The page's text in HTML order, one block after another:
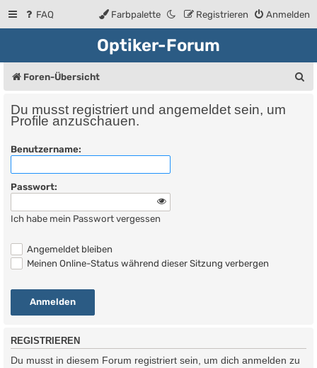
FAQ Anmelden
Registrieren
Farbpalette
Optiker-Forum
Foren-Übersicht
Du musst registriert und angemeldet sein, um
Profile anzuschauen.
Benutzername:
Passwort:
Ich habe mein Passwort vergessen
Angemeldet bleiben
Meinen Online-Status während dieser Sitzung verbergen
REGISTRIEREN
Du musst in diesem Forum registriert sein, um dich anmelden zu